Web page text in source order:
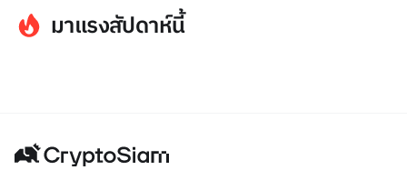
มาแรงสัปดาห์นี้